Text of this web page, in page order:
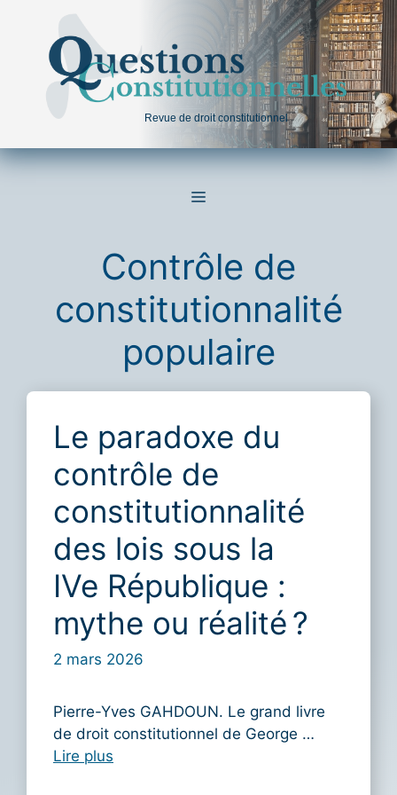
contenu
Revue de droit constitutionnel
MENU
Contrôle de
constitutionnalité
populaire
Le paradoxe du
contrôle de
constitutionnalité
des lois sous la
IVe République :
mythe ou réalité ?
2 mars 2026
Pierre-Yves GAHDOUN. Le grand livre
de droit constitutionnel de George …
Lire plus